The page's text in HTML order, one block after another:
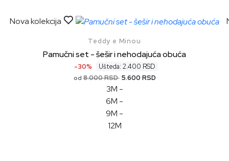
Nova kolekcija
Teddy e Minou
Pamučni set - šešir i nehodajuća obuća
-30% Ušteda: 2.400 RSD
od 8.000 RSD 5.600 RSD
3M -
6M -
9M -
12M